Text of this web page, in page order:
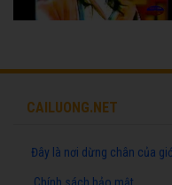
CAILUONG.NET
Đây là nơi dừng chân của